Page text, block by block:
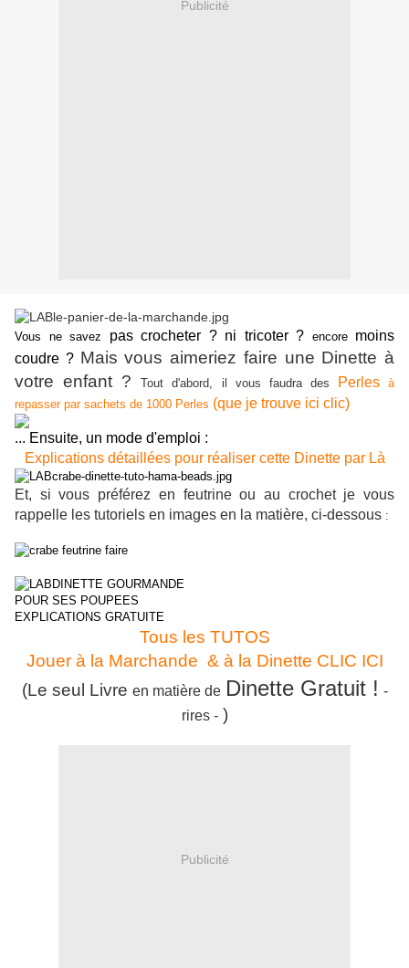
Publicité
Vous ne savez pas crocheter ? ni tricoter ? encore moins
coudre ? Mais vous aimeriez faire une Dinette à
votre enfant ?Tout d'abord, il vous faudra des Perlesà
repasser par sachets de 1000 Perles (que je trouve ici clic)
... Ensuite, un mode d'emploi :
Explications détaillées pour réaliser cette Dinette par Là
Et, si vous préférez en feutrine ou au crochet je vous
rappelle les tutoriels en images en la matière, ci-dessous :
Tous les TUTOS
Jouer à la Marchande & à la Dinette CLIC ICI
(Le seul Livre en matière de Dinette Gratuit ! -
rires -)
Publicité